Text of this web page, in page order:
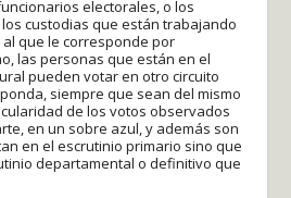
electorales, o los
custodias que están trabajando
que le corresponde por
las personas que están en el
pueden votar en otro circuito
siempre que sean del mismo
de los votos observados
en un sobre azul, y además son
en el escrutinio primario sino que
departamental o definitivo que